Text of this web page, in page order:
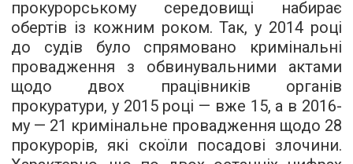
прокурорському середовищі набирає
обертів із кожним роком. Так, у 2014 році
до судів було спрямовано кримінальні
провадження з обвинувальними актами
щодо двох працівників органів
прокуратури, у 2015 році — вже 15, а в 2016-
му — 21 кримінальне провадження щодо 28
прокурорів, які скоїли посадові злочини.